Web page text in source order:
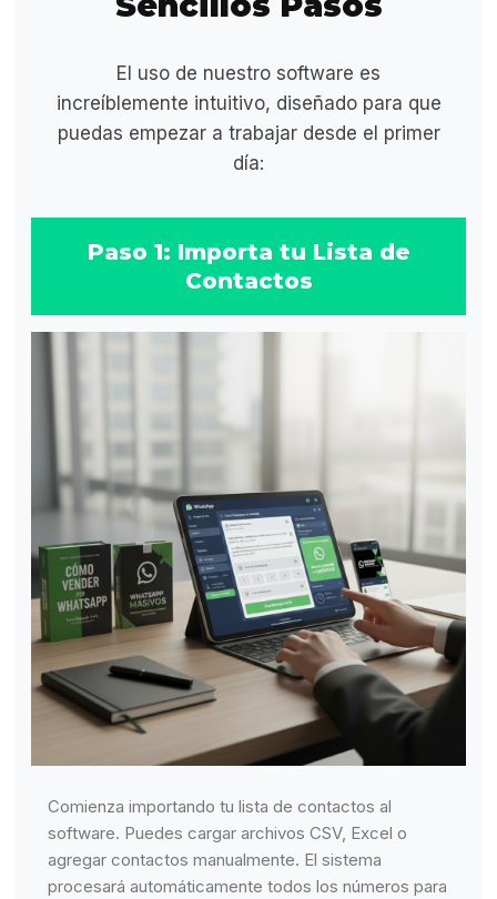
El uso de nuestro software es
increíblemente intuitivo, diseñado para que
puedas empezar a trabajar desde el primer
día:
Paso 1: Importa tu Lista de
Contactos
Comienza importando tu lista de contactos al
software. Puedes cargar archivos CSV, Excel o
agregar contactos manualmente. El sistema
procesará automáticamente todos los números para